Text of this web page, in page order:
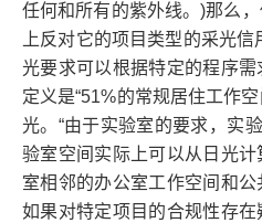
任何和所有的紫外线。)那么
上反对它的项目类型的采光
光要求可以根据特定的程序
定义是“51%的常规居住工作
光。“由于实验室的要求，实
验室空间实际上可以从日光
室相邻的办公室工作空间和公
如果对特定项目的合规性存